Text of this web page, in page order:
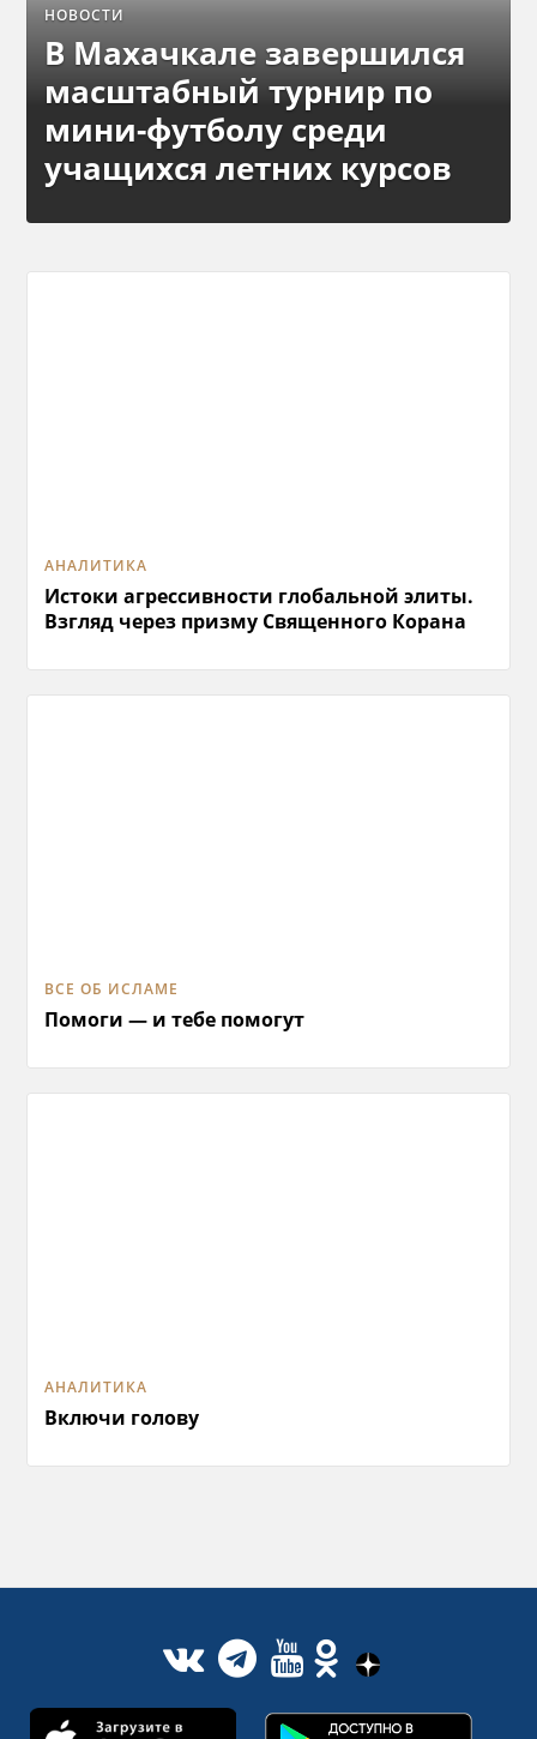
НОВОСТИ
В Махачкале завершился
масштабный турнир по
мини-футболу среди
учащихся летних курсов
АНАЛИТИКА
Истоки агрессивности глобальной элиты.
Взгляд через призму Священного Корана
ВСЕ ОБ ИСЛАМЕ
Помоги — и тебе помогут
АНАЛИТИКА
Включи голову